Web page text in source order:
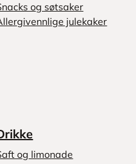
og søtsaker
julekaker
og limonade